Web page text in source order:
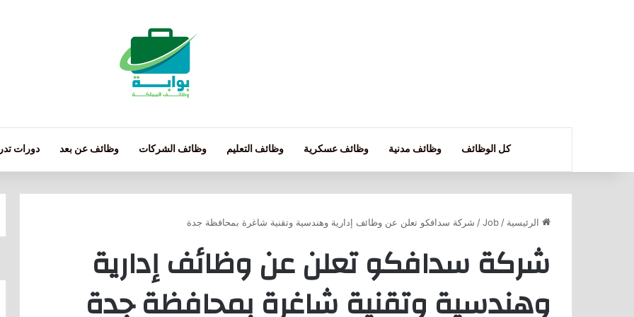
كل الوظائف وظائف مدنية وظائف عسكرية وظائف التعليم وظائف الشركات وظائف عن بعد دورات
الرئيسية /
Job
/ شركة سدافكو تعلن عن وظائف إدارية وهندسية وتقنية شاغرة بمحافظة جدة
شركة سدافكو تعلن عن وظائف إدارية
وهندسية وتقنية شاغرة بمحافظة جدة